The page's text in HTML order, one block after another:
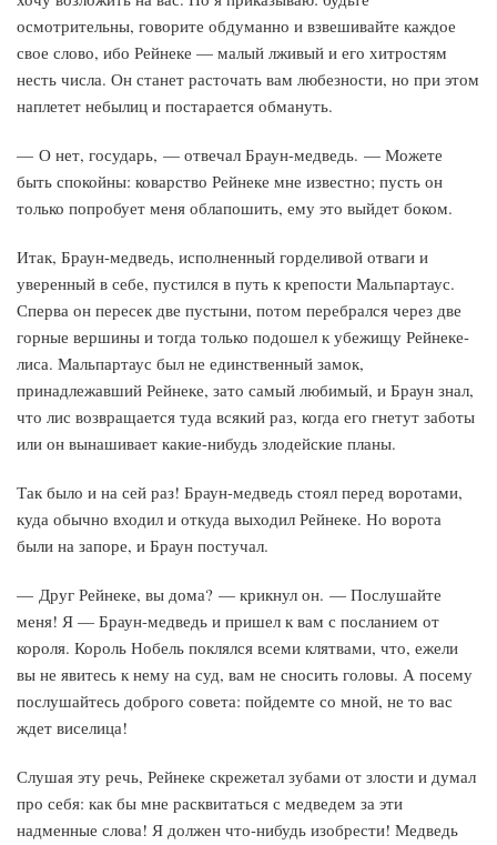
осмотрительны, говорите обдуманно и взвешивайте каждое
свое слово, ибо Рейнеке — малый лживый и его хитростям
несть числа. Он станет расточать вам любезности, но при этом
наплетет небылиц и постарается обмануть.
— О нет, государь, — отвечал Браун-медведь. — Можете
быть спокойны: коварство Рейнеке мне известно; пусть он
только попробует меня облапошить, ему это выйдет боком.
Итак, Браун-медведь, исполненный горделивой отваги и
уверенный в себе, пустился в путь к крепости Мальпартаус.
Сперва он пересек две пустыни, потом перебрался через две
горные вершины и тогда только подошел к убежищу Рейнеке-
лиса. Мальпартаус был не единственный замок,
принадлежавший Рейнеке, зато самый любимый, и Браун знал,
что лис возвращается туда всякий раз, когда его гнетут заботы
или он вынашивает какие-нибудь злодейские планы.
Так было и на сей раз! Браун-медведь стоял перед воротами,
куда обычно входил и откуда выходил Рейнеке. Но ворота
были на запоре, и Браун постучал.
— Друг Рейнеке, вы дома? — крикнул он. — Послушайте
меня! Я — Браун-медведь и пришел к вам с посланием от
короля. Король Нобель поклялся всеми клятвами, что, ежели
вы не явитесь к нему на суд, вам не сносить головы. А посему
послушайтесь доброго совета: пойдемте со мной, не то вас
ждет виселица!
Слушая эту речь, Рейнеке скрежетал зубами от злости и думал
про себя: как бы мне расквитаться с медведем за эти
надменные слова! Я должен что-нибудь изобрести! Медведь